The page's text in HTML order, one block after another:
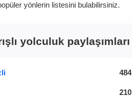
yönlerin listesini bulabilirsiniz.
yolculuk paylaşımları
484
210